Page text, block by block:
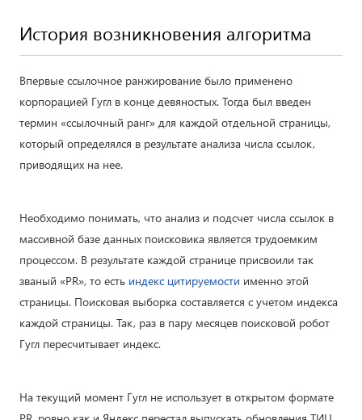
История возникновения алгоритма
Впервые ссылочное ранжирование было применено
корпорацией Гугл в конце девяностых. Тогда был введен
термин «ссылочный ранг» для каждой отдельной страницы,
который определялся в результате анализа числа ссылок,
приводящих на нее.
Необходимо понимать, что анализ и подсчет числа ссылок в
массивной базе данных поисковика является трудоемким
процессом. В результате каждой странице присвоили так
званый «PR», то есть индекс цитируемости именно этой
страницы. Поисковая выборка составляется с учетом индекса
каждой страницы. Так, раз в пару месяцев поисковой робот
Гугл пересчитывает индекс.
На текущий момент Гугл не использует в открытом формате